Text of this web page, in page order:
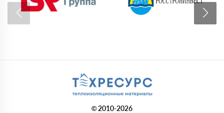
© 2010-2026